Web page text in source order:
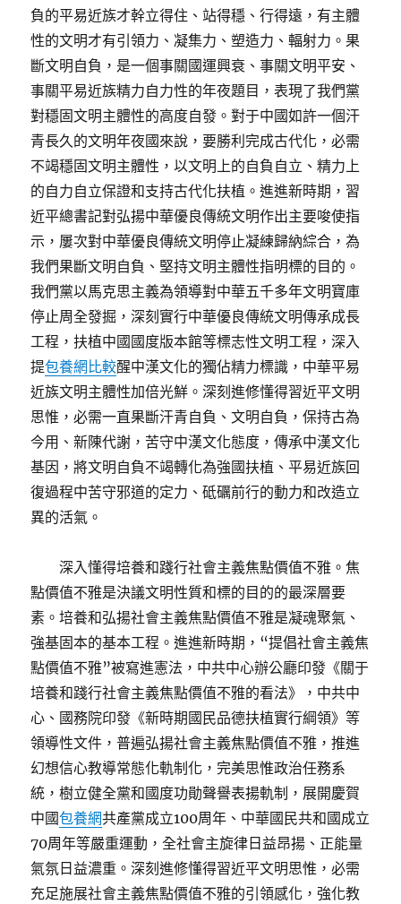
負的平易近族才幹立得住、站得穩、行得遠，有主體
性的文明才有引領力、凝集力、塑造力、輻射力。果
斷文明自負，是一個事關國運興衰、事關文明平安、
事關平易近族精力自力性的年夜題目，表現了我們黨
對穩固文明主體性的高度自發。對于中國如許一個汗
青長久的文明年夜國來說，要勝利完成古代化，必需
不竭穩固文明主體性，以文明上的自負自立、精力上
的自力自立保證和支持古代化扶植。進進新時期，習
近平總書記對弘揚中華優良傳統文明作出主要唆使指
示，屢次對中華優良傳統文明停止凝練歸納綜合，為
我們果斷文明自負、堅持文明主體性指明標的目的。
我們黨以馬克思主義為領導對中華五千多年文明寶庫
停止周全發掘，深刻實行中華優良傳統文明傳承成長
工程，扶植中國國度版本館等標志性文明工程，深入
提包養網比較醒中漢文化的獨佔精力標識，中華平易
近族文明主體性加倍光鮮。深刻進修懂得習近平文明
思惟，必需一直果斷汗青自負、文明自負，保持古為
今用、新陳代謝，苦守中漢文化態度，傳承中漢文化
基因，將文明自負不竭轉化為強國扶植、平易近族回
復過程中苦守邪道的定力、砥礪前行的動力和改造立
異的活氣。
深入懂得培養和踐行社會主義焦點價值不雅。焦
點價值不雅是決議文明性質和標的目的的最深層要
素。培養和弘揚社會主義焦點價值不雅是凝魂聚氣、
強基固本的基本工程。進進新時期，“提倡社會主義焦
點價值不雅”被寫進憲法，中共中心辦公廳印發《關于
培養和踐行社會主義焦點價值不雅的看法》，中共中
心、國務院印發《新時期國民品德扶植實行綱領》等
領導性文件，普遍弘揚社會主義焦點價值不雅，推進
幻想信心教導常態化軌制化，完美思惟政治任務系
統，樹立健全黨和國度功勛聲譽表揚軌制，展開慶賀
中國包養網共產黨成立100周年、中華國民共和國成立
70周年等嚴重運動，全社會主旋律日益昂揚、正能量
氣氛日益濃重。深刻進修懂得習近平文明思惟，必需
充足施展社會主義焦點價值不雅的引領感化，強化教